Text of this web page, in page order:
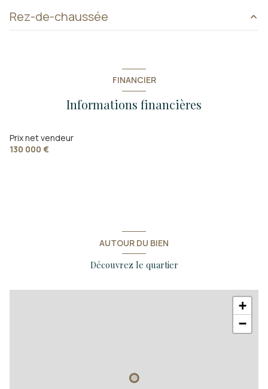
Rez-de-chaussée
FINANCIER
Informations financières
Prix net vendeur
130 000 €
AUTOUR DU BIEN
Découvrez le quartier
+
−